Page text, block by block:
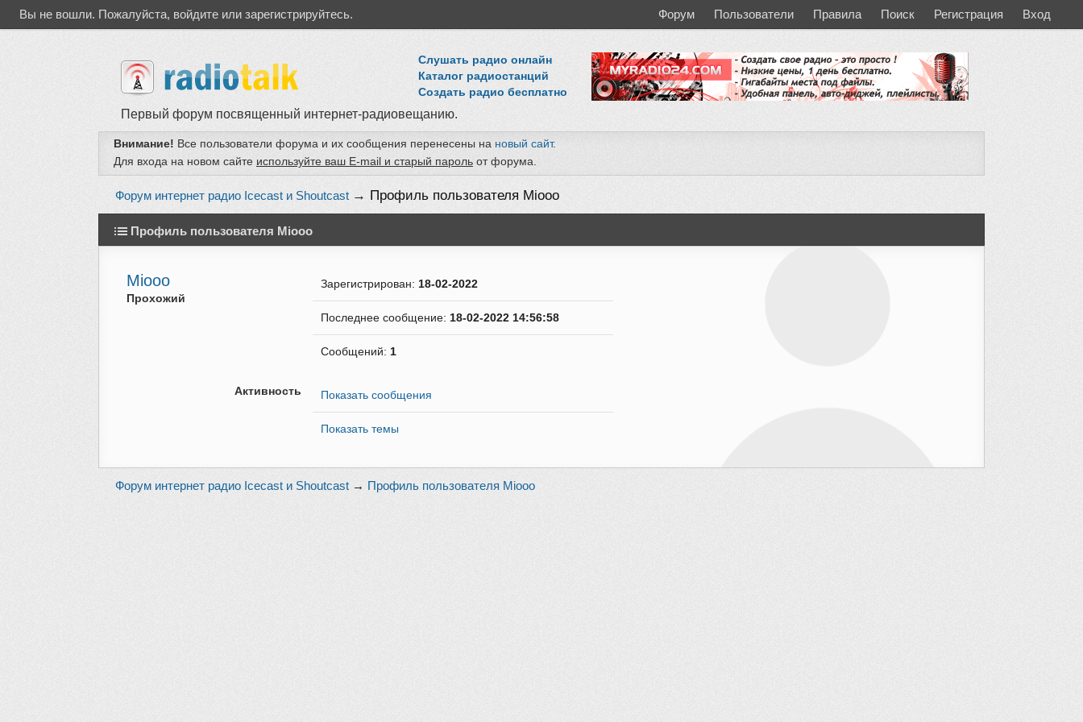
Вы не вошли. Пожалуйста, войдите или зарегистрируйтесь. Форум Пользователи Правила Поиск Регистрация Вход
Слушать радио онлайн
Каталог радиостанций
Создать радио бесплатно
Первый форум посвященный интернет-радиовещанию.
Внимание! Все пользователи форума и их сообщения перенесены на новый сайт.
Для входа на новом сайте используйте ваш E-mail и старый пароль от форума.
Форум интернет радио Icecast и Shoutcast → Профиль пользователя Miooo
Профиль пользователя Miooo
Miooo
Прохожий
Зарегистрирован: 18-02-2022
Последнее сообщение: 18-02-2022 14:56:58
Сообщений: 1
Активность Показать сообщения
Показать темы
Форум интернет радио Icecast и Shoutcast → Профиль пользователя Miooo